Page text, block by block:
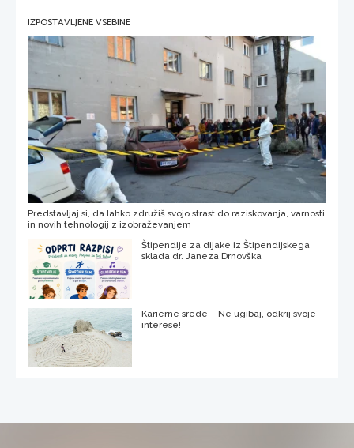
IZPOSTAVLJENE VSEBINE
Predstavljaj si, da lahko združiš svojo strast do raziskovanja, varnosti
in novih tehnologij z izobraževanjem
Štipendije za dijake iz Štipendijskega
sklada dr. Janeza Drnovška
Karierne srede – Ne ugibaj, odkrij svoje
interese!